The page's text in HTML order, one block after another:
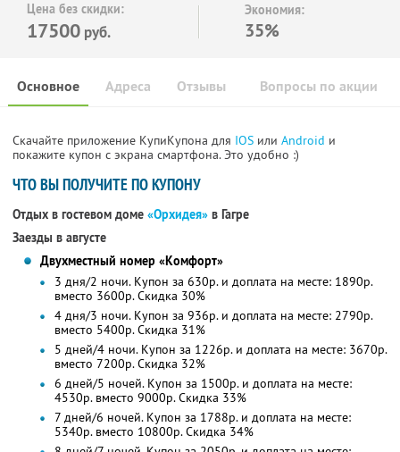
Цена без скидки:
17500 руб.
Экономия:
35%
Основное Отзывы Вопросы по акции
Адреса
Скачайте приложение КупиКупона для IOS или Android и
покажите купон с экрана смартфона. Это удобно :)
ЧТО ВЫ ПОЛУЧИТЕ ПО КУПОНУ
Отдых в гостевом доме «Орхидея» в Гагре
Заезды в августе
Двухместный номер «Комфорт»
3 дня/2 ночи. Купон за 630р. и доплата на месте: 1890р.
вместо 3600р.Скидка 30%
4 дня/3 ночи. Купон за 936р. и доплата на месте: 2790р.
вместо 5400р.Скидка 31%
5 дней/4 ночи. Купон за 1226р. и доплата на месте: 3670р.
вместо 7200р. Скидка 32%
6 дней/5 ночей. Купон за 1500р. и доплата на месте:
4530р. вместо 9000р. Скидка 33%
7 дней/6 ночей. Купон за 1788р. и доплата на месте:
5340р. вместо 10800р. Скидка 34%